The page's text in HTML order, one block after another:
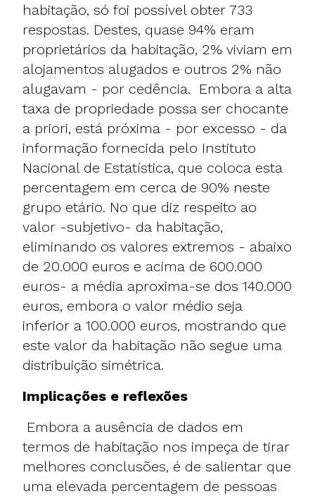
habitação, só foi possível obter 733
respostas. Destes, quase 94% eram
proprietários da habitação, 2% viviam em
alojamentos alugados e outros 2% não
alugavam - por cedência. Embora a alta
taxa de propriedade possa ser chocante
a priori, está próxima - por excesso - da
informação fornecida pelo Instituto
Nacional de Estatística, que coloca esta
percentagem em cerca de 90% neste
grupo etário. No que diz respeito ao
valor -subjetivo- da habitação,
eliminando os valores extremos - abaixo
de 20.000 euros e acima de 600.000
euros- a média aproxima-se dos 140.000
euros, embora o valor médio seja
inferior a 100.000 euros, mostrando que
este valor da habitação não segue uma
distribuição simétrica.
Implicações e reflexões
Embora a ausência de dados em
termos de habitação nos impeça de tirar
melhores conclusões, é de salientar que
uma elevada percentagem de pessoas